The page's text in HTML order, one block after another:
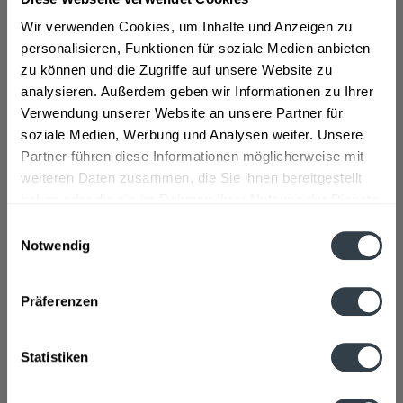
Wir verwenden Cookies, um Inhalte und Anzeigen zu
personalisieren, Funktionen für soziale Medien anbieten
zu können und die Zugriffe auf unsere Website zu
analysieren. Außerdem geben wir Informationen zu Ihrer
Verwendung unserer Website an unsere Partner für
soziale Medien, Werbung und Analysen weiter. Unsere
Partner führen diese Informationen möglicherweise mit
weiteren Daten zusammen, die Sie ihnen bereitgestellt
Notwendig
Präferenzen
Statistiken
Emmanuel Courvoisier, welcher am nördlichen Flussufer
der Seine seinen eigenen Wein-und Spirituosenhandel
gründete. Emmanuels Söhne verlegten die Destillerie
einige Jahre später nach Jamarc in der Region Cognac,
wo bis heute die Trauben für die Destillation angebaut
werden. Hier kauften die Brüder auch das Schloss am
Ufer der Charente, das bis heute als Hauptsitz des
Unternehmens zählt. 1909 wurde die Marke Courvoisier
Fernsehen und erfreute sich somit zunehmender